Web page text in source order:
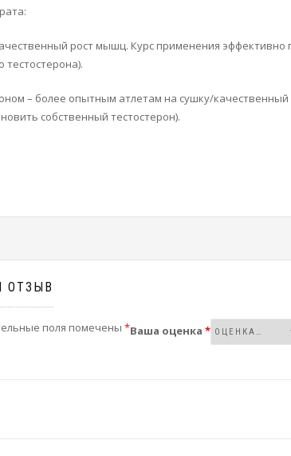
рост мышц. Курс применения
тестостерона).
– более опытным атлетам на сушку/
собственный тестостерон).
ОТЗЫВ
поля помечены *Ваша оценка *